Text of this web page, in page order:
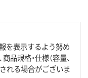
を表示するよう努め
品規格・仕様（容量、
れる場合がございま